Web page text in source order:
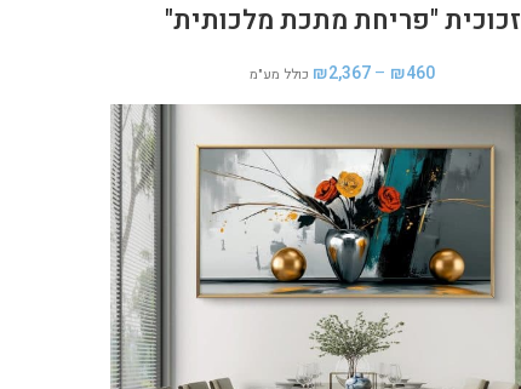
זכוכית "פריחת מתכת מלכותית"
₪460
–
₪2,367 כולל מע"מ